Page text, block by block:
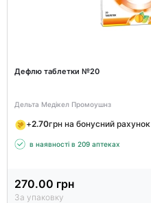
Дефлю таблетки №20
Дельта Медікел Промоушнз
+2.70грн на бонусний рахунок
в наявності в 209 аптеках
270.00 грн
За упаковку